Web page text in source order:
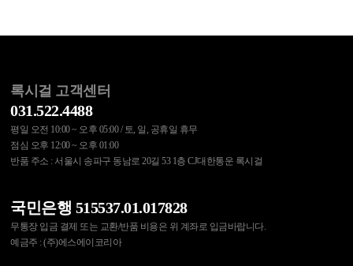
록시걸 고객센터
031.522.4488
평일 오전 10:00 ~ 오후 05:00 / 토, 일, 공휴일 휴무
점심 오후 12:00 ~ 오후 01:00
반품 주소 : 서울시 송파구 동남로 20길 53 1층 CJ대한통운 록시걸
국민은행 515537.01.017828
무통장 입금 결제 또는 교환/반품 비용은 위 계좌로 입금바랍니다.
예금주 : (주)에스에이코리아